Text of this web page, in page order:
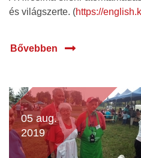
és világszerte. (https://
Bővebben
05 aug.
2019